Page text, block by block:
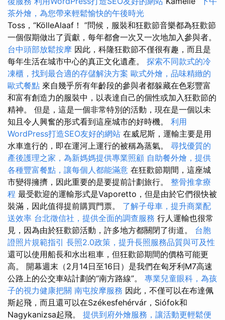
茶外燴，為您帶來輕鬆愉快的午後時光
Toss，“KölleAlaaf！ ”問候，服裝和狂歡節音樂都為狂歡節
一個假期做出了貢獻，每年都會一次又一次地加入參與者。
台中頭部放鬆按摩 因此，科隆狂歡節不僅很有趣，而且是
每年生活在城市中心的真正文化遺產。 探索不同款式的冷
凍櫃，找到最合適的存儲解決方案 歐式外燴，品味精緻的
歐式餐點 來自幾乎所有年齡段的參與者都躲藏在色彩豐富
和富有創造力的服裝中，以表達自己的個性或加入狂歡節的
精神。 但是，這是一個非常特別的活動，現在是一個以未
知且令人興奮的形式看到這座城市的好時機。 利用
WordPress打造SEO友好的網站 在威尼斯，運輸主要是用
水車進行的，即在運河上運行的被稱為蒸氣。 尋找優質的
產後護理之家，為新媽媽提供專業照顧 自助餐外燴，提供
各種豐富餐點，讓每個人都能滿意 在狂歡節期間，這座城
市變得擁擠，因此重要的是要提前計劃旅行。 整骨推拿療
程 最受歡迎的運輸形式是Vaporetto，但是由於它們很快被
裝滿，因此值得提前購買門票。 了解子母車，提升商業配
送效率 台北徵信社，提供全面的調查服務 行人運輸也很常
見，因為由於狂歡節活動，許多地方都關閉了街道。 台胞
證照片規範指引 長照2.0政策，提升長照服務品質與可及性
還可以使用船長和水出租車，但狂歡節期間的價格可能更
高。 開幕週末（2月14日至16日）是我們在匈牙利M7高速
公路上的公交車站計劃的“南方路線”。 專業兒童眼科，為孩
子的視力健康把關 南屯按摩服務 因此，不僅可以在布達佩
斯起飛，而且還可以在Székesfehérvár，Siófok和
Nagykanizsa起飛。 提供到府外燴服務，讓活動更輕鬆便